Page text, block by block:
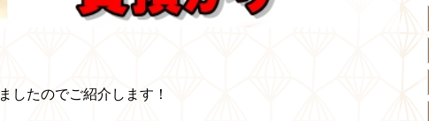
したのでご紹介します！